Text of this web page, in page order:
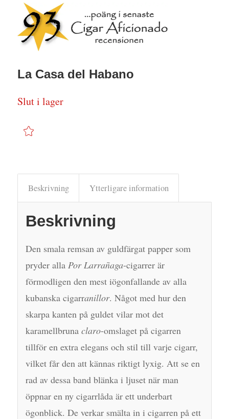
La Casa del Habano
Slut i lager
Beskrivning Ytterligare information
Beskrivning
Den smala remsan av guldfärgat papper som
pryder alla Por Larrañaga-cigarrer är
förmodligen den mest iögonfallande av alla
kubanska cigarranillor. Något med hur den
skarpa kanten på guldet vilar mot det
karamellbruna claro-omslaget på cigarren
tillför en extra elegans och stil till varje cigarr,
vilket får den att kännas riktigt lyxig. Att se en
rad av dessa band blänka i ljuset när man
öppnar en ny cigarrlåda är ett underbart
ögonblick. De verkar smälta in i cigarren på ett